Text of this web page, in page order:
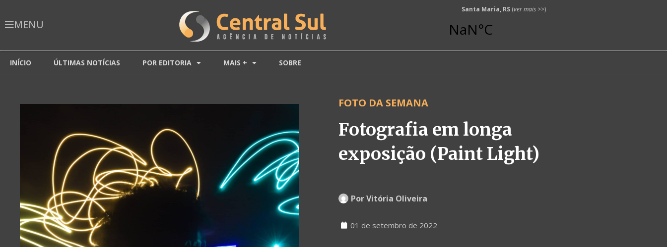
MENU
Santa Maria, RS (ver mais >>)
INÍCIO ÚLTIMAS NOTÍCIAS POR EDITORIA MAIS + SOBRE
FOTO DA SEMANA
Fotografia em longa
exposição (Paint Light)
PorVitória Oliveira
01 de setembro de 2022